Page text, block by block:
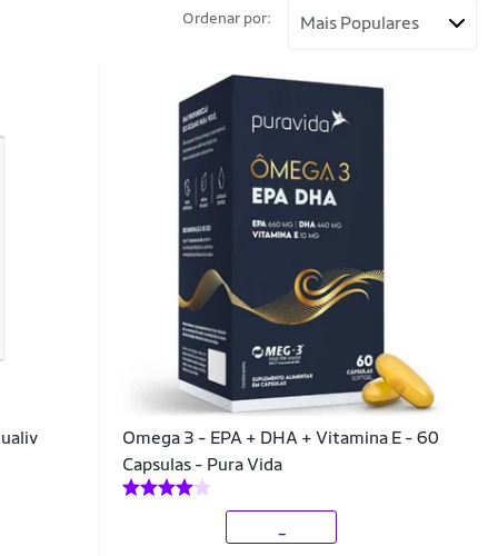
Ordenar por:
Omega 3 - EPA + DHA + Vitamina E - 60
Capsulas - Pura Vida